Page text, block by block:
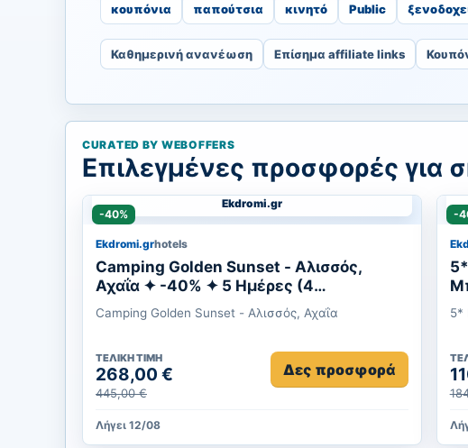
κουπόνια παπούτσια κινητό Public
Καθημερινή ανανέωση Επίσημα affiliate links
CURATED BY WEBOFFERS
Επιλεγμένες προσφορές για
Ekdromi.gr
-40%
Ekdromi.grhotels
Camping Golden Sunset - Αλισσός,
Αχαΐα ✦ -40% ✦ 5 Ημέρες (4
Διανυκτερεύσεις) ✦ 2 άτομα + 2 παιδιά
έως 15 ετών ✦ 1 ✦ έως 15/09/2026 ✦
Δωρεάν χρήση του Waterpark!
Camping Golden Sunset - Αλισσός, Αχαΐα
ΤΕΛΙΚΉ ΤΙΜΉ
268,00 €
445,00 €
Δες προσφορά
Λήγει 12/08
-
5*